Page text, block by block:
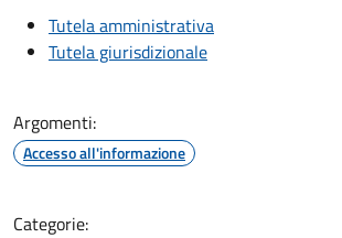
Tutela amministrativa
Tutela giurisdizionale
Argomenti:
Accesso all'informazione
Categorie: